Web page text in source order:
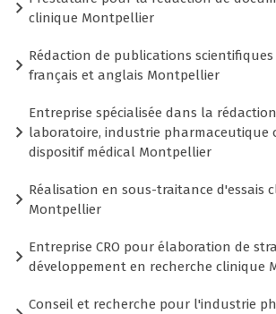
clinique Montpellier
Rédaction de publications
français et anglais Montpellier
Entreprise spécialisée dans la
laboratoire, industrie pharmaceutique
dispositif médical Montpellier
Réalisation en sous-traitance d'essais
Montpellier
Entreprise CRO pour élaboration de
développement en recherche clinique
Conseil et recherche pour l'industrie